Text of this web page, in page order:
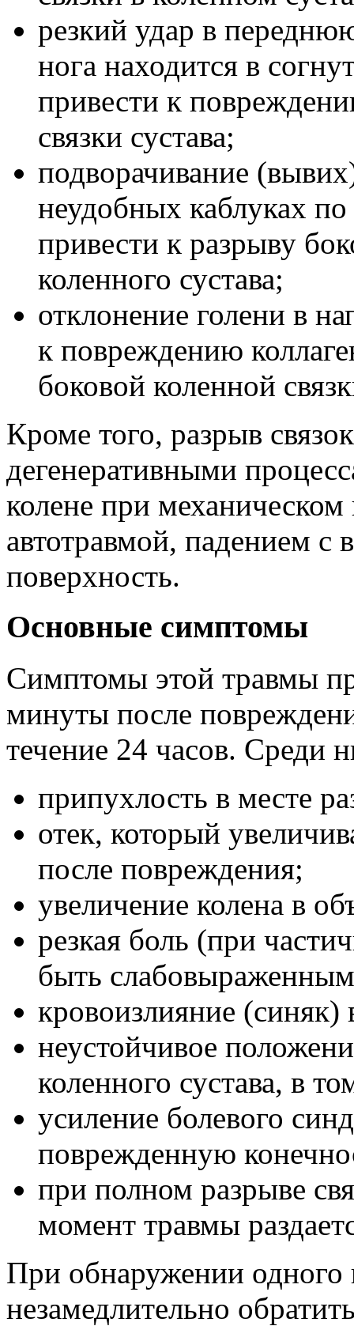
резкий удар в
нога находится в
привести к
связки сустава;
подворачивание
неудобных каблуках
привести к разрыву
коленного сустава;
отклонение голени в
к повреждению
боковой коленной
Кроме того, разрыв
дегенеративными
колене при
автотравмой, падением
поверхность.
Основные симптомы
Симптомы этой травмы
минуты после
течение 24 часов. Среди
припухлость в месте
отек, который
после повреждения;
увеличение колена в
резкая боль (при
быть
кровоизлияние (синяк)
неустойчивое
коленного сустава, в
усиление болевого
поврежденную
при полном разрыве
момент травмы
При обнаружении одного
незамедлительно